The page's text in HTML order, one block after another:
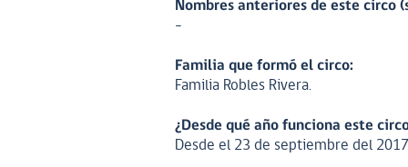
Nombres anteriores de este circo
-
Familia que formó el circo:
Familia Robles Rivera.
¿Desde qué año funciona este
Desde el 23 de septiembre del